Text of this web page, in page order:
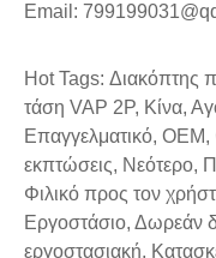
Email:
Hot Tags: Διακόπτης
τάση VAP 2P, Κίνα,
Επαγγελματικό,
εκπτώσεις, Νεότερο,
Φιλικό προς τον
Εργοστάσιο, Δωρεάν
εργοστασιακή,